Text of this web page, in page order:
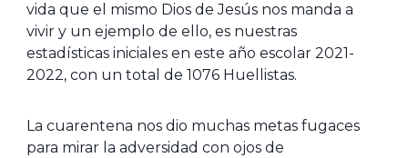
vida que el mismo Dios de Jesús nos manda a
vivir y un ejemplo de ello, es nuestras
estadísticas iniciales en este año escolar 2021-
2022, con un total de 1076 Huellistas.
La cuarentena nos dio muchas metas fugaces
para mirar la adversidad con ojos de